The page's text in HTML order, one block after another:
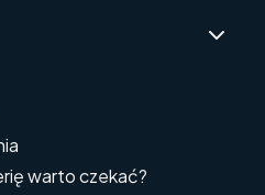
warto czekać?